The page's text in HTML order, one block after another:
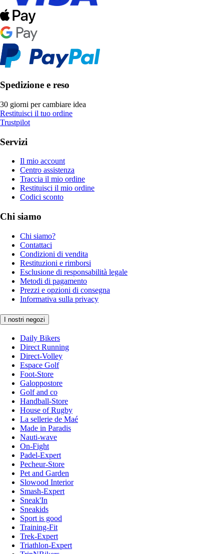
Spedizione e reso
30 giorni per cambiare idea
Restituisci il tuo ordine
Trustpilot
Servizi
Il mio account
Centro assistenza
Traccia il mio ordine
Restituisci il mio ordine
Codici sconto
Chi siamo
Chi siamo?
Contattaci
Condizioni di vendita
Restituzioni e rimborsi
Esclusione di responsabilità legale
Metodi di pagamento
Prezzi e opzioni di consegna
Informativa sulla privacy
I nostri negozi
Daily Bikers
Direct Running
Direct-Volley
Espace Golf
Foot-Store
Galoppostore
Golf and co
Handball-Store
House of Rugby
La sellerie de Maé
Made in Paradis
Nauti-wave
On-Fight
Padel-Expert
Pecheur-Store
Pet and Garden
Slowood Interior
Smash-Expert
Sneak'In
Sneakids
Sport is good
Training-Fit
Trek-Expert
Triathlon-Expert